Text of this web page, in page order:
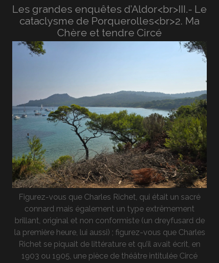
Les grandes enquêtes d’Aldor<br>III.- Le
cataclysme de Porquerolles<br>2. Ma
Chère et tendre Circé
Figurez-vous que Charles Richet, qui était un sacré
connard mais également un type extrêmement
brillant, original et non conformiste (un dreyfusard de
la première heure, lui aussi) ; figurez-vous que Charles
Richet se piquait de littérature et qu’il avait écrit, en
1903 ou 1905, une pièce de théâtre intitulée Circé